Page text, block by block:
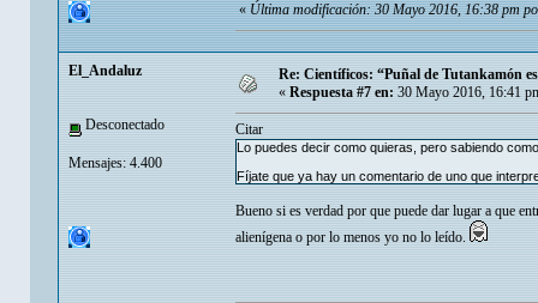
«Última modificación: 30 Mayo 2016, 16:38 pm
El_Andaluz
Desconectado
Mensajes: 4.400
Re: Científicos: “Puñal de Tutankamón
« Respuesta #7 en: 30 Mayo 2016, 16:41
Citar
Lo puedes decir como quieras, pero sabiendo
Fíjate que ya hay un comentario de uno que
Bueno si es verdad por que puede dar lugar a que
alienígena o por lo menos yo no lo leído.